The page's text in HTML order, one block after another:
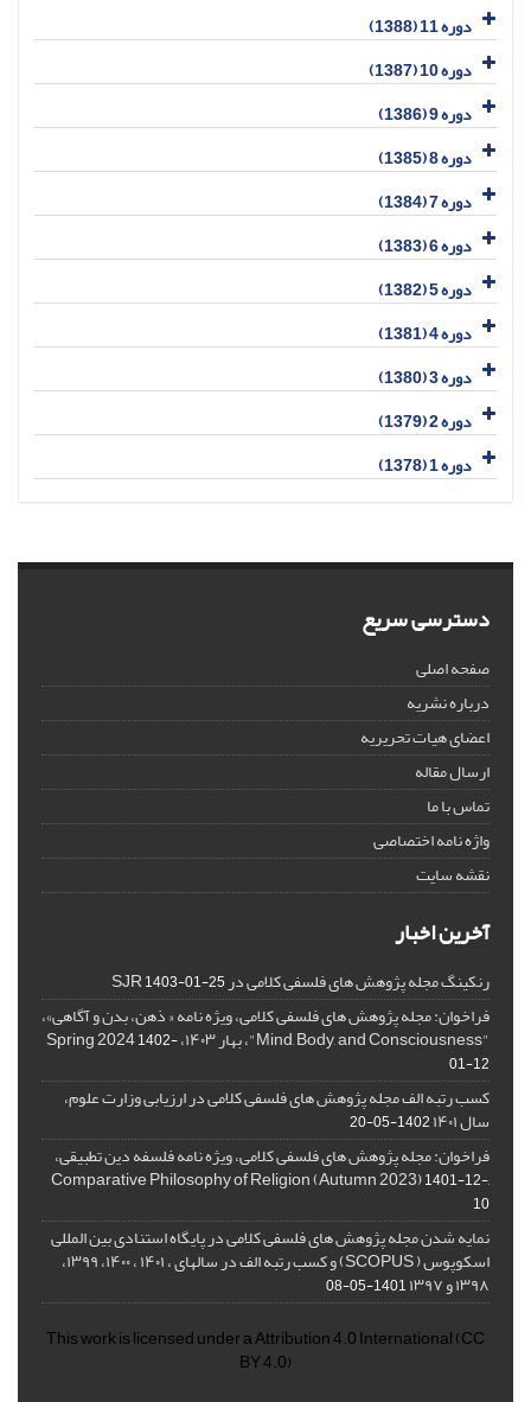
دوره 11 (1388)
دوره 10 (1387)
دوره 9 (1386)
دوره 8 (1385)
دوره 7 (1384)
دوره 6 (1383)
دوره 5 (1382)
دوره 4 (1381)
دوره 3 (1380)
دوره 2 (1379)
دوره 1 (1378)
دسترسی سریع
صفحه اصلی
درباره نشریه
اعضای هیات تحریریه
ارسال مقاله
تماس با ما
واژه نامه اختصاصی
نقشه سایت
آخرین اخبار
رنکینگ مجله پژوهش های فلسفی کلامی در SJR1403-01-25
فراخوان: مجله پژوهش های فلسفی کلامی، ویژه نامه « ذهن، بدن و آگاهی»،
"Mind, Body, and Consciousness"، بهار ۱۴۰۳، Spring 2024
1402-
01-12
کسب رتبه الف مجله پژوهش های فلسفی کلامی در ارزیابی وزارت علوم،
سال ۱۴۰۱ 1402-05-20
فراخوان: مجله پژوهش های فلسفی کلامی، ویژه نامه فلسفه دین تطبیقی،
,Comparative Philosophy of Religion (Autumn 2023)
1401-12-
10
نمایه شدن مجله پژوهش های فلسفی کلامی در پایگاه استنادی بین المللی
اسکوپوس ( SCOPUS) و کسب رتبه الف در سالهای ، ۱۴۰۱ ، ۱۴۰۰، ۱۳۹۹،
۱۳۹۸ و ۱۳۹۷ 1401-05-08
This work is licensed under aAttribution 4.0 International(CC
BY 4.0)